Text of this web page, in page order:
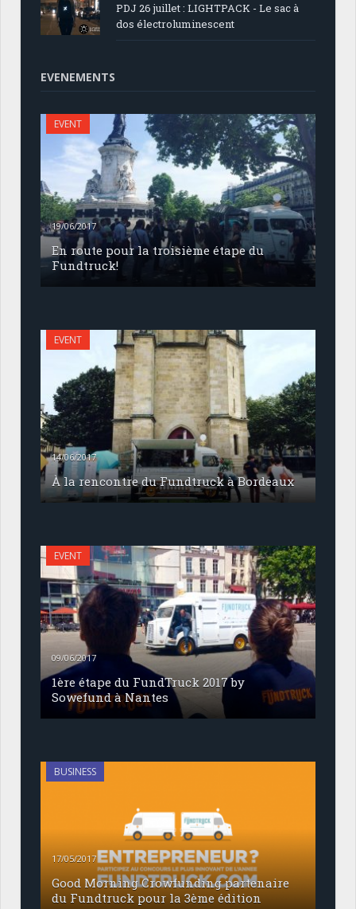
PDJ 26 juillet : LIGHTPACK - Le sac à
dos électroluminescent
EVENEMENTS
EVENT
19/06/2017
En route pour la troisième étape du
Fundtruck!
EVENT
14/06/2017
À la rencontre du Fundtruck à Bordeaux
EVENT
09/06/2017
1ère étape du FundTruck 2017 by
Sowefund à Nantes
BUSINESS
17/05/2017
Good Morning Crowfunding partenaire
du Fundtruck pour la 3ème édition